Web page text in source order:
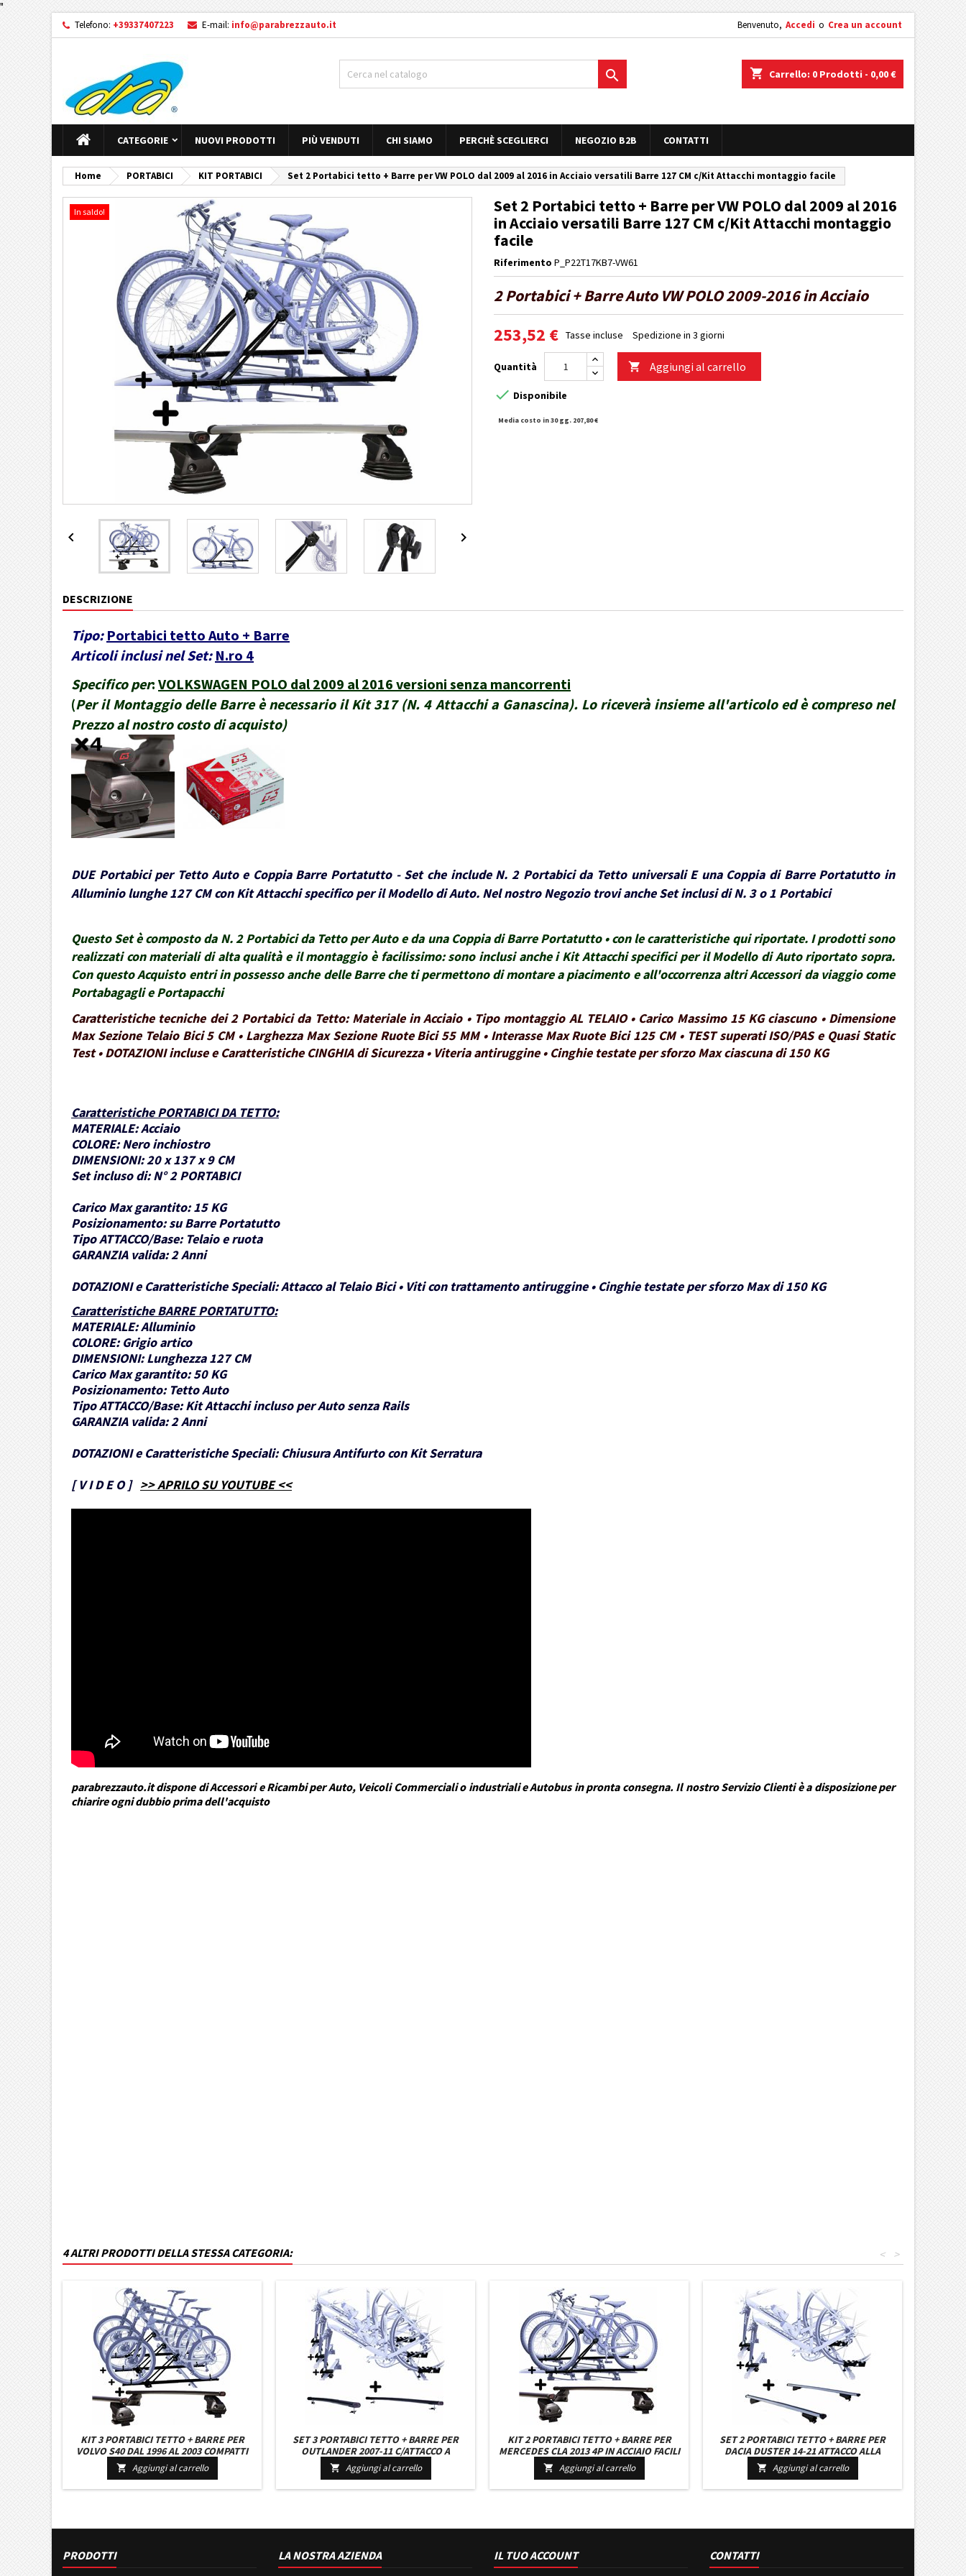
"
Telefono: +39337407223 E-mail: info@parabrezzauto.it Benvenuto, Accedi o Crea un account
shopping_cart Carrello: 0 Prodotti - 0,00 €

CATEGORIE NUOVI PRODOTTI PIÙ VENDUTI CHI SIAMO PERCHÈ SCEGLIERCI NEGOZIO B2B CONTATTI
Home PORTABICI KIT PORTABICI Set 2 Portabici tetto + Barre per VW POLO dal 2009 al 2016 in Acciaio versatili Barre 127 CM c/Kit Attacchi montaggio facile
In saldo!
 
Set 2 Portabici tetto + Barre per VW POLO dal 2009 al 2016
in Acciaio versatili Barre 127 CM c/Kit Attacchi montaggio
facile
Riferimento P_P22T17KB7-VW61
2 Portabici + Barre Auto VW POLO 2009-2016 in Acciaio
253,52 € Tasse incluse Spedizione in 3 giorni
Quantità  Aggiungi al carrello
 Disponibile
Media costo in 30 gg. 207,80 €
DESCRIZIONE
Tipo: Portabici tetto Auto + Barre
Articoli inclusi nel Set: N.ro 4
Specifico per: VOLKSWAGEN POLO dal 2009 al 2016 versioni senza mancorrenti
(Per il Montaggio delle Barre è necessario il Kit 317 (N. 4 Attacchi a Ganascina). Lo riceverà insieme all'articolo ed è compreso nel
Prezzo al nostro costo di acquisto)
DUE Portabici per Tetto Auto e Coppia Barre Portatutto - Set che include N. 2 Portabici da Tetto universali E una Coppia di Barre Portatutto in
Alluminio lunghe 127 CM con Kit Attacchi specifico per il Modello di Auto. Nel nostro Negozio trovi anche Set inclusi di N. 3 o 1 Portabici
Questo Set è composto da N. 2 Portabici da Tetto per Auto e da una Coppia di Barre Portatutto • con le caratteristiche qui riportate. I prodotti sono
realizzati con materiali di alta qualità e il montaggio è facilissimo: sono inclusi anche i Kit Attacchi specifici per il Modello di Auto riportato sopra.
Con questo Acquisto entri in possesso anche delle Barre che ti permettono di montare a piacimento e all'occorrenza altri Accessori da viaggio come
Portabagagli e Portapacchi
Caratteristiche tecniche dei 2 Portabici da Tetto: Materiale in Acciaio • Tipo montaggio AL TELAIO • Carico Massimo 15 KG ciascuno • Dimensione
Max Sezione Telaio Bici 5 CM • Larghezza Max Sezione Ruote Bici 55 MM • Interasse Max Ruote Bici 125 CM • TEST superati ISO/PAS e Quasi Static
Test • DOTAZIONI incluse e Caratteristiche CINGHIA di Sicurezza • Viteria antiruggine • Cinghie testate per sforzo Max ciascuna di 150 KG
Caratteristiche PORTABICI DA TETTO:
MATERIALE:Acciaio
COLORE: Nero inchiostro
DIMENSIONI:20 x 137 x 9 CM
Set incluso di: N° 2 PORTABICI
Carico Max garantito: 15 KG
Posizionamento: su Barre Portatutto
Tipo ATTACCO/Base: Telaio e ruota
GARANZIA valida:2 Anni
DOTAZIONI e Caratteristiche Speciali:Attacco al Telaio Bici • Viti con trattamento antiruggine • Cinghie testate per sforzo Max di 150 KG
Caratteristiche BARRE PORTATUTTO:
MATERIALE:Alluminio
COLORE: Grigio artico
DIMENSIONI: Lunghezza 127 CM
Carico Max garantito: 50 KG
Posizionamento: Tetto Auto
Tipo ATTACCO/Base: Kit Attacchi incluso per Auto senza Rails
GARANZIA valida:2 Anni
DOTAZIONI e Caratteristiche Speciali: Chiusura Antifurto con Kit Serratura
[V I D E O] >> APRILO SU YOUTUBE <<
parabrezzauto.it dispone di Accessori e Ricambi per Auto, Veicoli Commerciali o industriali e Autobus in pronta consegna. Il nostro Servizio Clienti è a disposizione per
chiarire ogni dubbio prima dell'acquisto
4 ALTRI PRODOTTI DELLA STESSA CATEGORIA: >
<
KIT 3 PORTABICI TETTO + BARRE PER
VOLVO S40 DAL 1996 AL 2003 COMPATTI
CON CHIAVI BARRE 110 CM + KIT ATTACCHI
MONTAGGIO FACILE
 Aggiungi al carrello
SET 3 PORTABICI TETTO + BARRE PER
OUTLANDER 2007-11 C/ATTACCO A
FORCELLA UNIVERSALI BARRE 122 CM +
KIT ATTACCHI MONTAGGIO FACILE
 Aggiungi al carrello
KIT 2 PORTABICI TETTO + BARRE PER
MERCEDES CLA 2013 4P IN ACCIAIO FACILI
DA MONTARE BARRE 127 CM + KIT
ATTACCHI MONTAGGIO FACILE
 Aggiungi al carrello
SET 2 PORTABICI TETTO + BARRE PER
DACIA DUSTER 14-21 ATTACCO ALLA
FORCELLA UNIVERSALI BARRE 110 CM
C/SERRATURA + KIT ATTACCHI
 Aggiungi al carrello
PRODOTTI LA NOSTRA AZIENDA IL TUO ACCOUNT CONTATTI